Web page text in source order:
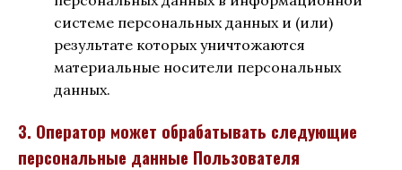
системе персональных данных и (или)
результате которых уничтожаются
материальные носители персональных
данных.
3. Оператор может обрабатывать следующие
персональные данные Пользователя